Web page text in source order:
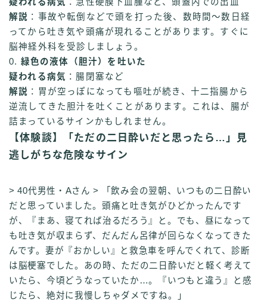
解説 ：事故や転倒などで頭を打った後、数時間〜数日経
ってから吐き気や頭痛が現れることがあります。すぐに
脳神経外科を受診しましょう。
0. 緑色の液体（胆汁）を吐いた
疑われる病気 ：腸閉塞など
解説 ：胃が空っぽになっても嘔吐が続き、十二指腸から
逆流してきた胆汁を吐くことがあります。これは、腸が
詰まっているサインかもしれません。
【体験談】「ただの二日酔いだと思ったら…」見
逃しがちな危険なサイン
> 40代男性・Aさん > 「飲み会の翌朝、いつもの二日酔い
だと思っていました。頭痛と吐き気がひどかったんです
が、『まあ、寝てれば治るだろう』と。でも、昼になって
も吐き気が収まらず、だんだん呂律が回らなくなってきた
んです。妻が『おかしい』と救急車を呼んでくれて、診断
は脳梗塞でした。あの時、ただの二日酔いだと軽く考えて
いたら、今頃どうなっていたか…。『いつもと違う』と感
じたら、絶対に我慢しちゃダメですね。」